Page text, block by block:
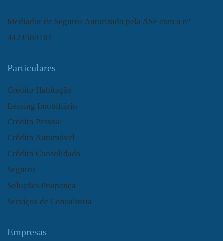
Mediador de Seguros Autorizado pela ASF com o nº
4424584101
Particulares
Crédito Habitação
Leasing Imobiliário
Crédito Pessoal
Crédito Automóvel
Crédito Consolidado
Seguros
Soluções Poupança
Serviços de Consultoria
Empresas